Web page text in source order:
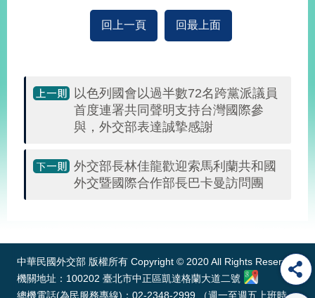
民
網
站
回上一頁 回最上面
以色列國會以過半數72名跨黨派議員
首度連署共同聲明支持台灣國際參
與，外交部表達誠摯感謝
外交部長林佳龍歡迎索馬利蘭共和國
外交暨國際合作部長巴卡曼訪問團
中華民國外交部 版權所有 Copyright © 2020 All Rights Reserved
機關地址：100202 臺北市中正區凱達格蘭大道二號
總機電話(為民服務專線)：02-2348-2999 （週一至週五上班時